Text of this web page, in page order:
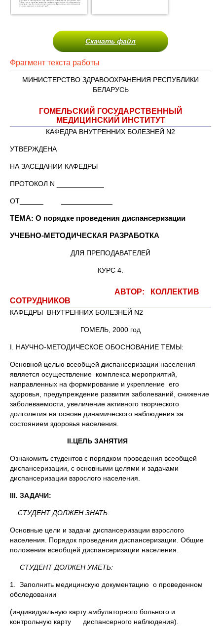
Скачать файл
Фрагмент текста работы
МИНИСТЕРСТВО ЗДРАВООХРАНЕНИЯ РЕСПУБЛИКИ
БЕЛАРУСЬ
ГОМЕЛЬСКИЙ ГОСУДАРСТВЕННЫЙ
МЕДИЦИНСКИЙ ИНСТИТУТ
КАФЕДРА ВНУТРЕННИХ БОЛЕЗНЕЙ N2
УТВЕРЖДЕНА
НА ЗАСЕДАНИИ КАФЕДРЫ
ПРОТОКОЛ N ____________
ОТ______ _____________
ТЕМА: О порядке проведения диспансеризации
УЧЕБНО-МЕТОДИЧЕСКАЯ РАЗРАБОТКА
ДЛЯ ПРЕПОДАВАТЕЛЕЙ
КУРС 4.
АВТОР: КОЛЛЕКТИВ
СОТРУДНИКОВ
КАФЕДРЫ ВНУТРЕННИХ БОЛЕЗНЕЙ N2
ГОМЕЛЬ, 2000 год
I. НАУЧНО-МЕТОДИЧЕСКОЕ ОБОСНОВАНИЕ ТЕМЫ:
Основной целью всеобщей диспансеризации населения
является осуществление комплекса мероприятий,
направленных на формирование и укрепление его
здоровья, предупреждение развития заболеваний, снижение
заболеваемости, увеличение активного творческого
долголетия на основе динамического наблюдения за
состоянием здоровья населения.
II.ЦЕЛЬ ЗАНЯТИЯ
Ознакомить студентов с порядком проведения всеобщей
диспансеризации, с основными целями и задачами
диспансеризации взрослого населения.
III. ЗАДАЧИ:
СТУДЕНТ ДОЛЖЕН ЗНАТЬ:
Основные цели и задачи диспансеризации взрослого
населения. Порядок проведения диспансеризации. Общие
положения всеобщей диспансеризации населения.
СТУДЕНТ ДОЛЖЕН УМЕТЬ:
1. Заполнить медицинскую документацию о проведенном
обследовании
(индивидуальную карту амбулаторного больного и
контрольную карту диспансерного наблюдения).